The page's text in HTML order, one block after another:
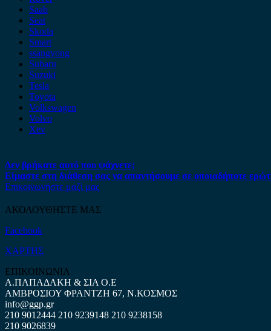
Saab
Seat
Skoda
Smart
ssangyong
Subaru
Suzuki
Tesla
Toyota
Volkswagen
Volvo
Xev
Δεν βρήκατε αυτό που ψάχνετε;
Είμαστε στη διάθεση σας να απαντήσουμε σε οποιαδήποτε
Επικοινωνήστε μαζί μας
ΑΚΟΛΟΥΘΗΣΤΕ ΜΑΣ
Facebook
ΧΑΡΤΗΣ
ΕΠΙΚΟΙΝΩΝΙΑ
Α.ΠΑΠΑΔΑΚΗ & ΣΙΑ Ο.Ε
ΑΜΒΡΟΣΙΟΥ ΦΡΑΝΤΖΗ 67, Ν.ΚΟΣΜΟΣ
info@ggp.gr
210 9012444 210 9239148 210 9238158
210 9026839